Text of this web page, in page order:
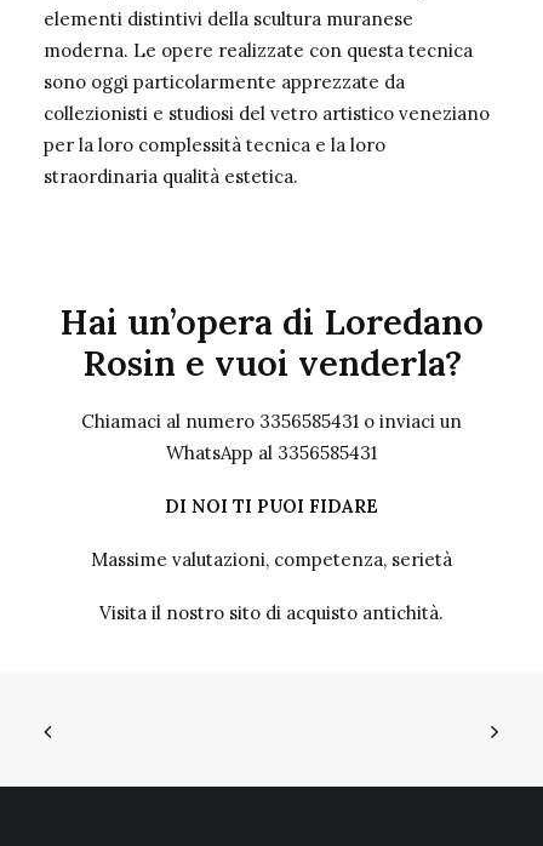
elementi distintivi della scultura muranese
moderna. Le opere realizzate con questa tecnica
sono oggi particolarmente apprezzate da
collezionisti e studiosi del vetro artistico veneziano
per la loro complessità tecnica e la loro
straordinaria qualità estetica.
Hai un’opera di Loredano
Rosin e vuoi venderla?
Chiamaci al numero 3356585431 o inviaci un
WhatsApp al 3356585431
DI NOI TI PUOI FIDARE
Massime valutazioni, competenza, serietà
Visita il nostro sito di acquisto antichità.